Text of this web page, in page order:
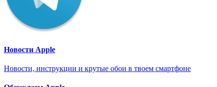
Новости Apple
Новости, инструкции и крутые обои в твоем смартфоне